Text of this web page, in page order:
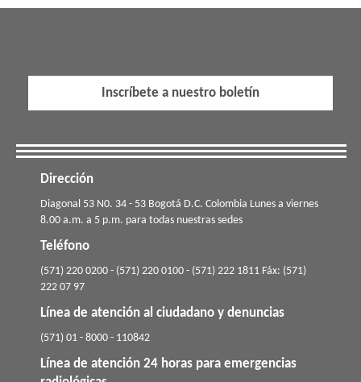
Inscríbete a nuestro boletín
Dirección
​​​Diagonal 53 N0. 34 - 53 Bogotá D.C. Colombia Lunes a viernes
8.00 a.m. a 5 p.m. para todas nuestras sedes
Teléfono
(571) 220 0200 - (571) 220 0100 - (571) 222 1811 Fáx: (571)
222 07 97
Línea de atención al ciudadano y denuncias
(571) 01 - 8000 - 110842
Línea de atención 24 horas para emergencias